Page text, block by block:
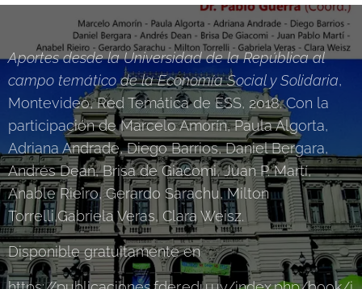
Aportes desde la Universidad de la República al
campo temático de la Economía Social y Solidaria,
Montevideo, Red Temática de ESS, 2018. Con la
participación de Marcelo Amorín, Paula Algorta,
Adriana Andrade, Diego Barrios, Daniel Bergara,
Andrés Dean, Brisa de Giacomi, Juan P. Martí,
Anable Rieiro, Gerardo Sarachu, Milton
Torrelli,Gabriela Veras, Clara Weisz.
Disponible gratuitamente en